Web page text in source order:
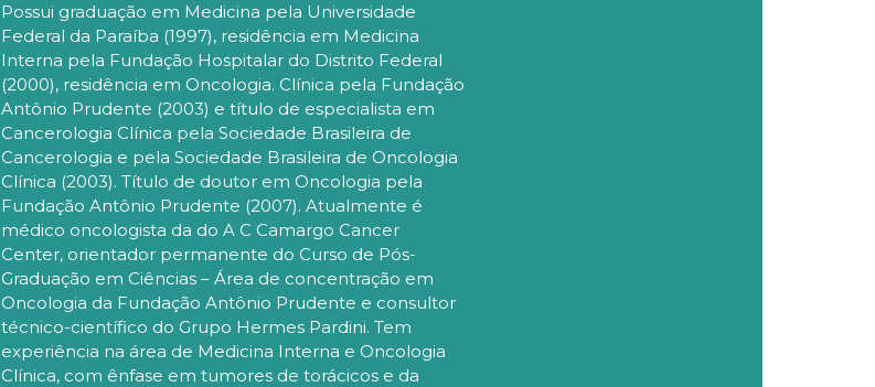
Possui graduação em Medicina pela Universidade
Federal da Paraíba (1997), residência em Medicina
Interna pela Fundação Hospitalar do Distrito Federal
(2000), residência em Oncologia. Clínica pela Fundação
Antônio Prudente (2003) e título de especialista em
Cancerologia Clínica pela Sociedade Brasileira de
Cancerologia e pela Sociedade Brasileira de Oncologia
Clínica (2003). Título de doutor em Oncologia pela
Fundação Antônio Prudente (2007). Atualmente é
médico oncologista da do A C Camargo Cancer
Center, orientador permanente do Curso de Pós-
Graduação em Ciências – Área de concentração em
Oncologia da Fundação Antônio Prudente e consultor
técnico-científico do Grupo Hermes Pardini. Tem
experiência na área de Medicina Interna e Oncologia
Clínica, com ênfase em tumores de torácicos e da